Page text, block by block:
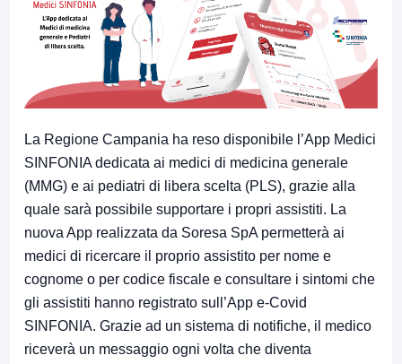
La Regione Campania ha reso disponibile l’App Medici
SINFONIA dedicata ai medici di medicina generale
(MMG) e ai pediatri di libera scelta (PLS), grazie alla
quale sarà possibile supportare i propri assistiti. La
nuova App realizzata da Soresa SpA permetterà ai
medici di ricercare il proprio assistito per nome e
cognome o per codice fiscale e consultare i sintomi che
gli assistiti hanno registrato sull’App e-Covid
SINFONIA. Grazie ad un sistema di notifiche, il medico
riceverà un messaggio ogni volta che diventa